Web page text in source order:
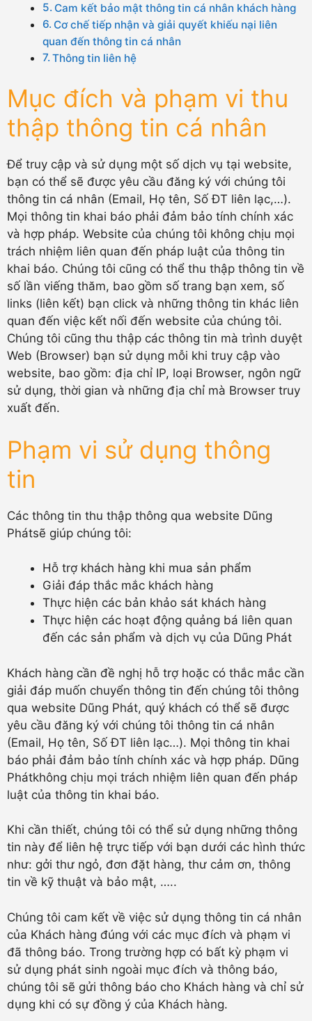
Cam kết bảo mật thông tin cá nhân khách hàng
Cơ chế tiếp nhận và giải quyết khiếu nại liên
quan đến thông tin cá nhân
Thông tin liên hệ
Mục đích và phạm vi thu
thập thông tin cá nhân
Để truy cập và sử dụng một số dịch vụ tại website,
bạn có thể sẽ được yêu cầu đăng ký với chúng tôi
thông tin cá nhân (Email, Họ tên, Số ĐT liên lạc,…).
Mọi thông tin khai báo phải đảm bảo tính chính xác
và hợp pháp. Website của chúng tôi không chịu mọi
trách nhiệm liên quan đến pháp luật của thông tin
khai báo. Chúng tôi cũng có thể thu thập thông tin về
số lần viếng thăm, bao gồm số trang bạn xem, số
links (liên kết) bạn click và những thông tin khác liên
quan đến việc kết nối đến website của chúng tôi.
Chúng tôi cũng thu thập các thông tin mà trình duyệt
Web (Browser) bạn sử dụng mỗi khi truy cập vào
website, bao gồm: địa chỉ IP, loại Browser, ngôn ngữ
sử dụng, thời gian và những địa chỉ mà Browser truy
xuất đến.
Phạm vi sử dụng thông
tin
Các thông tin thu thập thông qua website Dũng
Phátsẽ giúp chúng tôi:
Hỗ trợ khách hàng khi mua sản phẩm
Giải đáp thắc mắc khách hàng
Thực hiện các bản khảo sát khách hàng
Thực hiện các hoạt động quảng bá liên quan
đến các sản phẩm và dịch vụ của Dũng Phát
Khách hàng cần đề nghị hỗ trợ hoặc có thắc mắc cần
giải đáp muốn chuyển thông tin đến chúng tôi thông
qua website Dũng Phát, quý khách có thể sẽ được
yêu cầu đăng ký với chúng tôi thông tin cá nhân
(Email, Họ tên, Số ĐT liên lạc…). Mọi thông tin khai
báo phải đảm bảo tính chính xác và hợp pháp. Dũng
Phátkhông chịu mọi trách nhiệm liên quan đến pháp
luật của thông tin khai báo.
Khi cần thiết, chúng tôi có thể sử dụng những thông
tin này để liên hệ trực tiếp với bạn dưới các hình thức
như: gởi thư ngỏ, đơn đặt hàng, thư cảm ơn, thông
tin về kỹ thuật và bảo mật, …..
Chúng tôi cam kết về việc sử dụng thông tin cá nhân
của Khách hàng đúng với các mục đích và phạm vi
đã thông báo. Trong trường hợp có bất kỳ phạm vi
sử dụng phát sinh ngoài mục đích và thông báo,
chúng tôi sẽ gửi thông báo cho Khách hàng và chỉ sử
dụng khi có sự đồng ý của Khách hàng.